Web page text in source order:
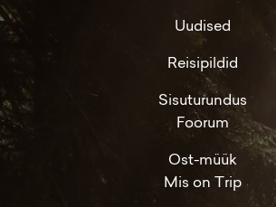
Uudised
Reisipildid
Sisuturundus
Foorum
Ost-müük
Mis on Trip